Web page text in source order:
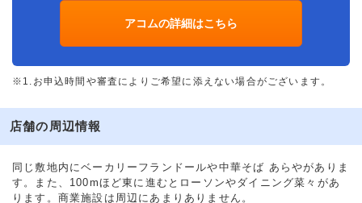
アコムの詳細はこちら
※1.お申込時間や審査によりご希望に添えない場合がございます。
店舗の周辺情報
同じ敷地内にベーカリーフランドールや中華そば あらやがありま
す。また、100mほど東に進むとローソンやダイニング菜々があ
ります。商業施設は周辺にあまりありません。